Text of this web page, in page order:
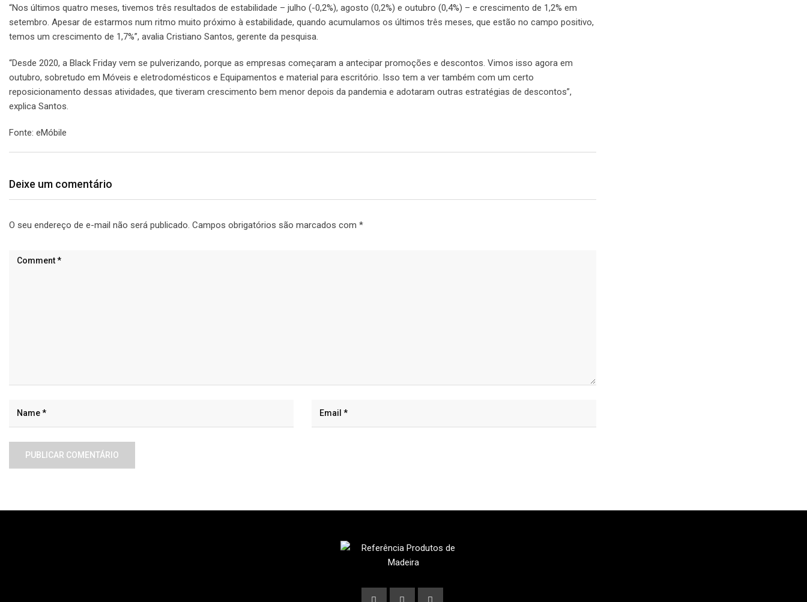
“Nos últimos quatro meses, tivemos três resultados de estabilidade – julho (-0,2%), agosto (0,2%) e outubro (0,4%) – e crescimento de 1,2% em
setembro. Apesar de estarmos num ritmo muito próximo à estabilidade, quando acumulamos os últimos três meses, que estão no campo positivo,
temos um crescimento de 1,7%”, avalia Cristiano Santos, gerente da pesquisa.
“Desde 2020, a Black Friday vem se pulverizando, porque as empresas começaram a antecipar promoções e descontos. Vimos isso agora em
outubro, sobretudo em Móveis e eletrodomésticos e Equipamentos e material para escritório. Isso tem a ver também com um certo
reposicionamento dessas atividades, que tiveram crescimento bem menor depois da pandemia e adotaram outras estratégias de descontos”,
explica Santos.
Fonte: eMóbile
Deixe um comentário
O seu endereço de e-mail não será publicado. Campos obrigatórios são marcados com *